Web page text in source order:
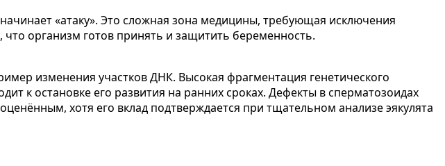
«атаку». Это сложная зона медицины, требующая исключения
организм готов принять и защитить беременность.
изменения участков ДНК. Высокая фрагментация генетического
к остановке его развития на ранних сроках. Дефекты в сперматозоидах
хотя его вклад подтверждается при тщательном анализе эякулята